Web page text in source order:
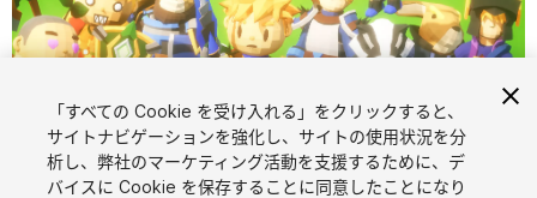
1/ 16
「すべての Cookie を受け入れる」をクリックすると、
サイトナビゲーションを強化し、サイトの使用状況を分
析し、弊社のマーケティング活動を支援するために、デ
バイスに Cookie を保存することに同意したことになり